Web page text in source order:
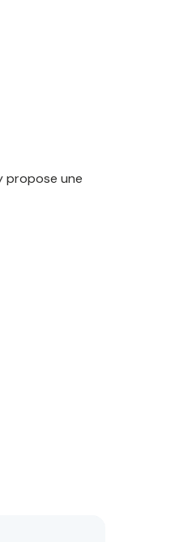
propose une